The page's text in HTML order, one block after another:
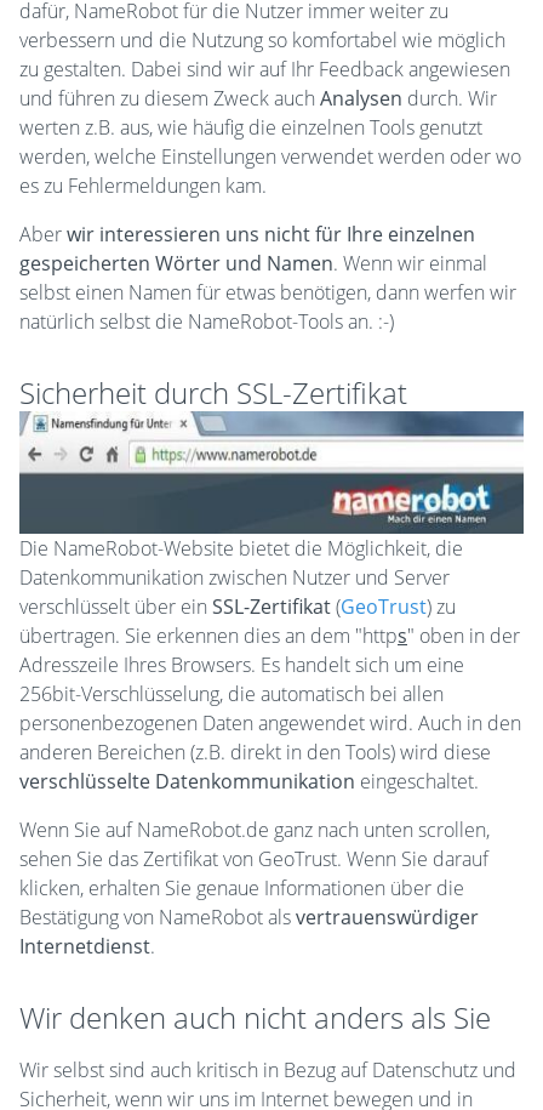
dafür, NameRobot für die Nutzer immer weiter zu
verbessern und die Nutzung so komfortabel wie möglich
zu gestalten. Dabei sind wir auf Ihr Feedback angewiesen
und führen zu diesem Zweck auch Analysen durch. Wir
werten z.B. aus, wie häufig die einzelnen Tools genutzt
werden, welche Einstellungen verwendet werden oder wo
es zu Fehlermeldungen kam.
Aberwir interessieren uns nicht für Ihre einzelnen
gespeicherten Wörter und Namen. Wenn wir einmal
selbst einen Namen für etwas benötigen, dann werfen wir
natürlich selbst die NameRobot-Tools an. :-)
Sicherheit durch SSL-Zertifikat
Die NameRobot-Website bietet die Möglichkeit, die
Datenkommunikation zwischen Nutzer und Server
verschlüsselt über ein SSL-Zertifikat(GeoTrust) zu
übertragen. Sie erkennen dies an dem "https" oben in der
Adresszeile Ihres Browsers. Es handelt sich um eine
256bit-Verschlüsselung, die automatisch bei allen
personenbezogenen Daten angewendet wird. Auch in den
anderen Bereichen (z.B. direkt in den Tools) wird diese
verschlüsselte Datenkommunikation eingeschaltet.
Wenn Sie auf NameRobot.de ganz nach unten scrollen,
sehen Sie das Zertifikat von GeoTrust. Wenn Sie darauf
klicken, erhalten Sie genaue Informationen über die
Bestätigung von NameRobot alsvertrauenswürdiger
Internetdienst.
Wir denken auch nicht anders als Sie
Wir selbst sind auch kritisch in Bezug auf Datenschutz und
Sicherheit, wenn wir uns im Internet bewegen und in